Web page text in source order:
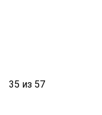
35 из 57